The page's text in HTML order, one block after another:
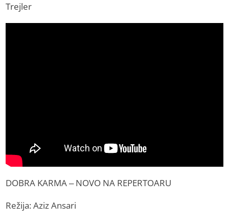
Trejler
DOBRA KARMA – NOVO NA REPERTOARU
Režija: Aziz Ansari